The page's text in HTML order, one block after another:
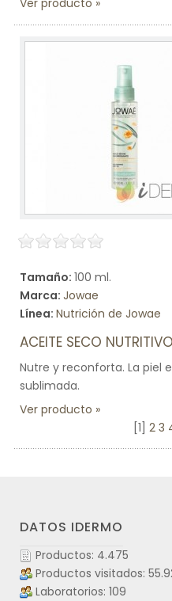
Ver producto
Tamaño: 100 ml.
Marca: Jowae
Línea: Nutrición de Jowae
ACEITE SECO NUTRITIVO
Nutre y reconforta. La piel
sublimada.
Ver producto
1 2 3
DATOS IDERMO
Productos: 4.475
Productos visitados:
Laboratorios: 109